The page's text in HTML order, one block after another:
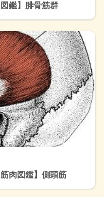
鑑】腓骨筋群
肉図鑑】側頭筋